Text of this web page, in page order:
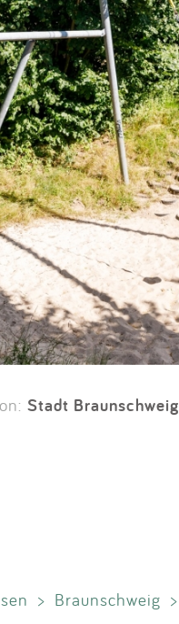
Stadt Braunschweig
> Braunschweig >